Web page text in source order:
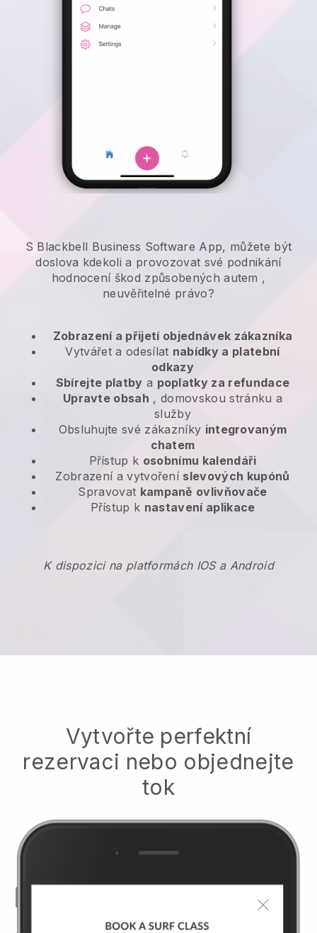
S Blackbell Business Software App, můžete být
doslova kdekoli a provozovat své podnikání
hodnocení škod způsobených autem ,
neuvěřitelné právo?
Zobrazení a přijetí objednávek zákazníka
Vytvářet a odesílat nabídky a platební
odkazy
Sbírejte platby a poplatky za refundace
Upravte obsah , domovskou stránku a
služby
Obsluhujte své zákazníky integrovaným
chatem
Přístup k osobnímu kalendáři
Zobrazení a vytvoření slevových kupónů
Spravovat kampaně ovlivňovače
Přístup k nastavení aplikace
K dispozici na platformách IOS a Android
Vytvořte perfektní
rezervaci nebo objednejte
tok